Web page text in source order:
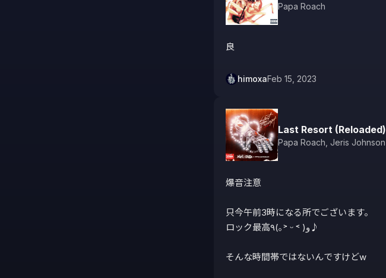
Papa Roach
良
himoxaFeb 15, 2023
Last Resort (Reloaded)
Papa Roach Jeris Johnson
爆音注意
只今午前3時になる所でございます。
ロック最高٩(｡˃ ᵕ ˂ )و♪
そんな時間帯ではないんですけどw